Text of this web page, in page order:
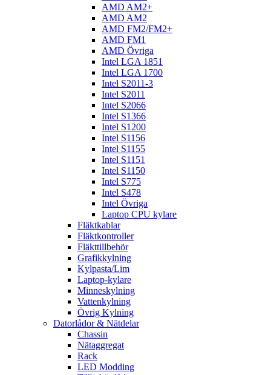
AMD AM2+
AMD AM2
AMD FM2/FM2+
AMD FM1
AMD Övriga
Intel LGA 1851
Intel LGA 1700
Intel S2011-3
Intel S2011
Intel S2066
Intel S1366
Intel S1200
Intel S1156
Intel S1155
Intel S1151
Intel S1150
Intel S775
Intel S478
Intel Övriga
Laptop CPU kylare
Fläktkablar
Fläktkontroller
Fläkttillbehör
Grafikkylning
Kylpasta/Lim
Laptop-kylare
Minneskylning
Vattenkylning
Övrig Kylning
Datorlådor & Nätdelar
Chassin
Nätaggregat
Rack
LED Modding